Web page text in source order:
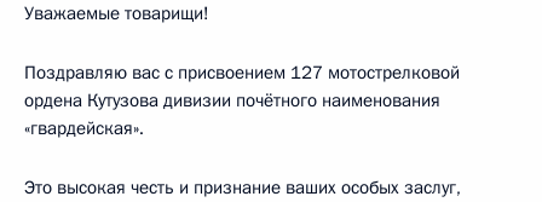
Уважаемые товарищи!
Поздравляю вас с присвоением 127 мотострелковой
ордена Кутузова дивизии почётного наименования
«гвардейская».
Это высокая честь и признание ваших особых заслуг,